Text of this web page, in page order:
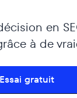
en
à de
Essai gratuit